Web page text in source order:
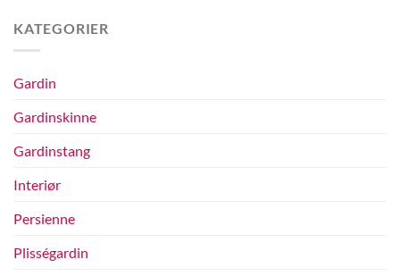
KATEGORIER
Gardin
Gardinskinne
Gardinstang
Interiør
Persienne
Plisségardin